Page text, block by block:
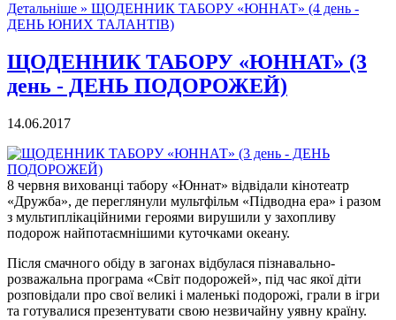
Детальніше » ЩОДЕННИК ТАБОРУ «ЮННАТ» (4 день -
ДЕНЬ ЮНИХ ТАЛАНТІВ)
ЩОДЕННИК ТАБОРУ «ЮННАТ» (3
день - ДЕНЬ ПОДОРОЖЕЙ)
14.06.2017
8 червня вихованці табору «Юннат» відвідали кінотеатр
«Дружба», де переглянули мультфільм «Підводна ера» і разом
з мультиплікаційними героями вирушили у захопливу
подорож найпотаємнішими куточками океану.
Після смачного обіду в загонах відбулася пізнавально-
розважальна програма «Світ подорожей», під час якої діти
розповідали про свої великі і маленькі подорожі, грали в ігри
та готувалися презентувати свою незвичайну уявну країну.